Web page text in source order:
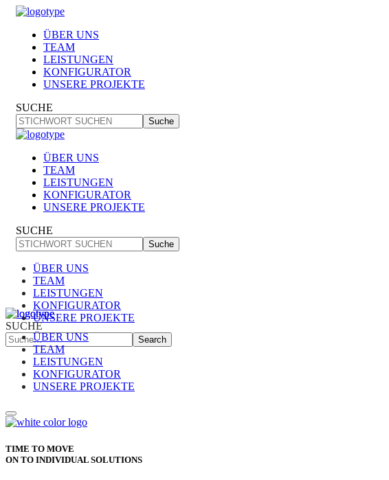
ÜBER UNS
TEAM
LEISTUNGEN
KONFIGURATOR
UNSERE PROJEKTE
SUCHE
Suche
ÜBER UNS
TEAM
LEISTUNGEN
KONFIGURATOR
UNSERE PROJEKTE
SUCHE
Suche
ÜBER UNS
TEAM
LEISTUNGEN
KONFIGURATOR
UNSERE PROJEKTE
SUCHE
Search
ÜBER UNS
TEAM
LEISTUNGEN
KONFIGURATOR
UNSERE PROJEKTE
TIME TO MOVE
ON TO INDIVIDUAL SOLUTIONS